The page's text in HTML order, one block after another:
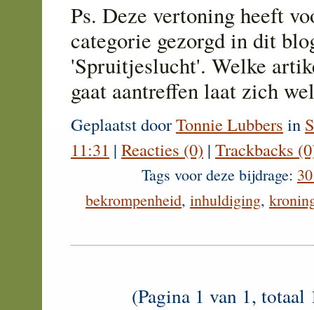
Ps. Deze vertoning heeft
categorie gezorgd in dit
'Spruitjeslucht'. Welke
gaat aantreffen laat zich
Geplaatst doorTonnie Lubbers in
11:31 | Reacties (0) | Trackbacks
Tags voor deze bijdrage:
bekrompenheid, inhuldiging,
(Pagina 1 van 1,